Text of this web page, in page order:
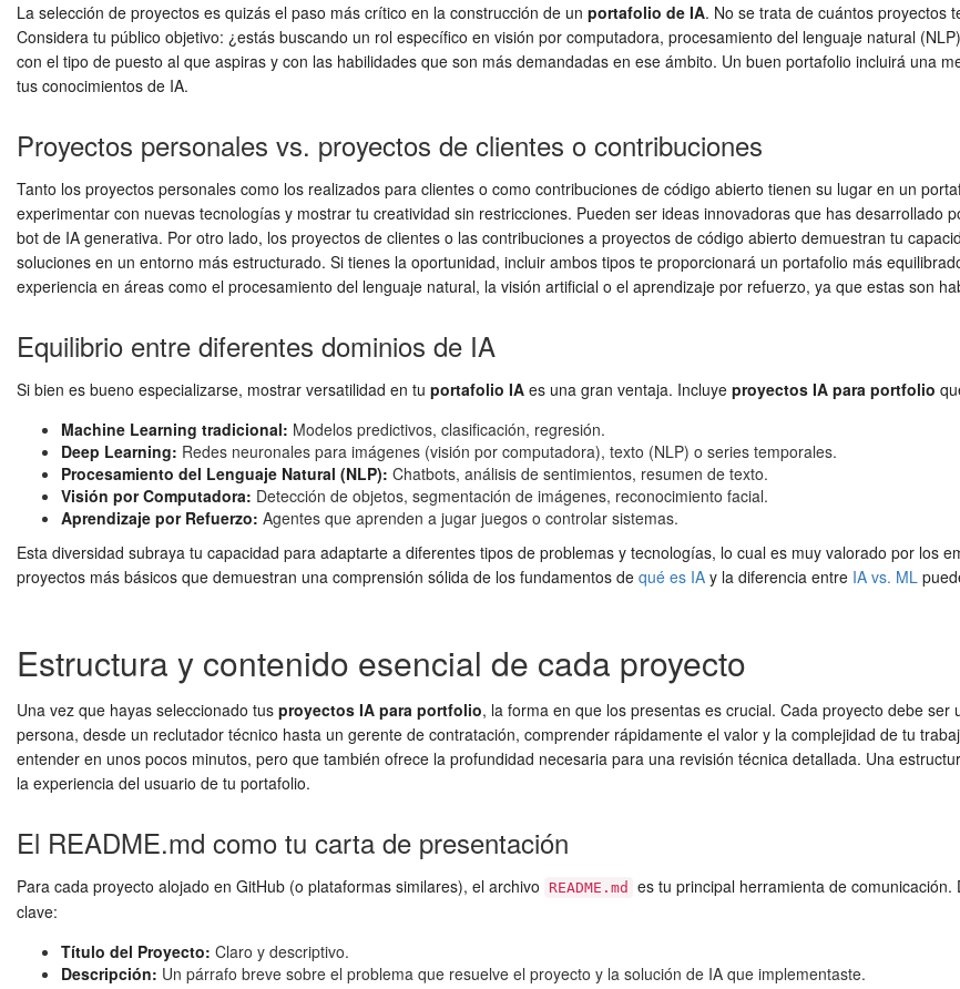
La selección de proyectos es quizás el paso más crítico en la construcción de un portafolio de IA. No se trata de cuántos proyectos
Considera tu público objetivo: ¿estás buscando un rol específico en visión por computadora, procesamiento del lenguaje natural
con el tipo de puesto al que aspiras y con las habilidades que son más demandadas en ese ámbito. Un buen portafolio incluirá una
tus conocimientos de IA.
Proyectos personales vs. proyectos de clientes o contribuciones
Tanto los proyectos personales como los realizados para clientes o como contribuciones de código abierto tienen su lugar en un
experimentar con nuevas tecnologías y mostrar tu creatividad sin restricciones. Pueden ser ideas innovadoras que has desarrollado
bot de IA generativa. Por otro lado, los proyectos de clientes o las contribuciones a proyectos de código abierto demuestran tu
soluciones en un entorno más estructurado. Si tienes la oportunidad, incluir ambos tipos te proporcionará un portafolio más
experiencia en áreas como el procesamiento del lenguaje natural, la visión artificial o el aprendizaje por refuerzo, ya que estas son
Equilibrio entre diferentes dominios de IA
Si bien es bueno especializarse, mostrar versatilidad en tu portafolio IA es una gran ventaja. Incluye proyectos IA para portfolio
Machine Learning tradicional: Modelos predictivos, clasificación, regresión.
Deep Learning: Redes neuronales para imágenes (visión por computadora), texto (NLP) o series temporales.
Procesamiento del Lenguaje Natural (NLP): Chatbots, análisis de sentimientos, resumen de texto.
Visión por Computadora: Detección de objetos, segmentación de imágenes, reconocimiento facial.
Aprendizaje por Refuerzo: Agentes que aprenden a jugar juegos o controlar sistemas.
Esta diversidad subraya tu capacidad para adaptarte a diferentes tipos de problemas y tecnologías, lo cual es muy valorado por los
proyectos más básicos que demuestran una comprensión sólida de los fundamentos de qué es IA y la diferencia entre IA vs. ML
Estructura y contenido esencial de cada proyecto
Una vez que hayas seleccionado tus proyectos IA para portfolio, la forma en que los presentas es crucial. Cada proyecto debe
persona, desde un reclutador técnico hasta un gerente de contratación, comprender rápidamente el valor y la complejidad de tu
entender en unos pocos minutos, pero que también ofrece la profundidad necesaria para una revisión técnica detallada. Una
la experiencia del usuario de tu portafolio.
El README.md como tu carta de presentación
Para cada proyecto alojado en GitHub (o plataformas similares), el archivo README.md
es tu principal herramienta de
clave:
Título del Proyecto: Claro y descriptivo.
Descripción: Un párrafo breve sobre el problema que resuelve el proyecto y la solución de IA que implementaste.